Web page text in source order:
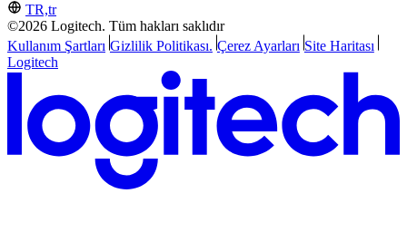
TR,tr
©2026 Logitech. Tüm hakları saklıdır
Kullanım Şartları Gizlilik Politikası. Çerez Ayarları Site Haritası
Logitech